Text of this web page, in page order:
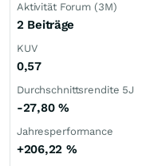
Aktivität Forum (3M)
2 Beiträge
KUV
0,57
Durchschnittsrendite 5J
-27,80 %
Jahresperformance
+206,22 %